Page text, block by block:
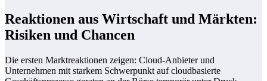
Reaktionen aus Wirtschaft und Märkten:
Risiken und Chancen
Die ersten Marktreaktionen zeigen: Cloud-Anbieter und
Unternehmen mit starkem Schwerpunkt auf cloudbasierte